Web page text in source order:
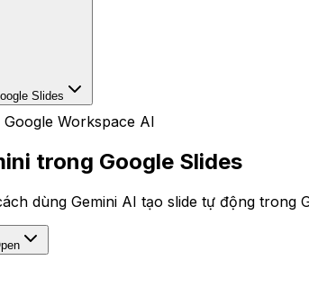
Slides
Google Workspace AI
trong Google Slides
dùng Gemini AI tạo slide tự động